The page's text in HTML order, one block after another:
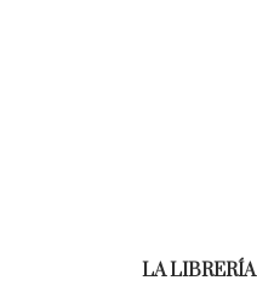
LA LIBRERÍA